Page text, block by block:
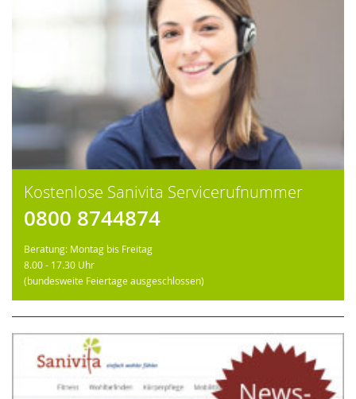
Kostenlose Sanivita Servicerufnummer
0800 8744874
Beratung: Montag bis Freitag
8.00 - 17.30 Uhr
(bundesweite Feiertage ausgeschlossen)